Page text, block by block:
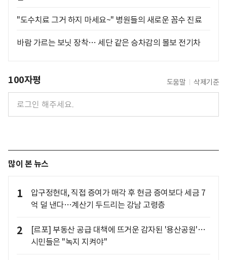
"도수치료 그거 하지 마세요~" 병원들의 새로운 꼼수 진료
바람 가르는 보닛 장착… 세단 같은 승차감의 볼보 전기차
100자평 도움말 삭제기준
많이 본 뉴스
1
압구정현대, 직접 증여가 매각 후 현금 증여보다 세금 7
억 덜 낸다…계산기 두드리는 강남 고령층
2
[르포] 부동산 공급 대책에 뜨거운 감자된 '용산공원'…
시민들은 "녹지 지켜야"